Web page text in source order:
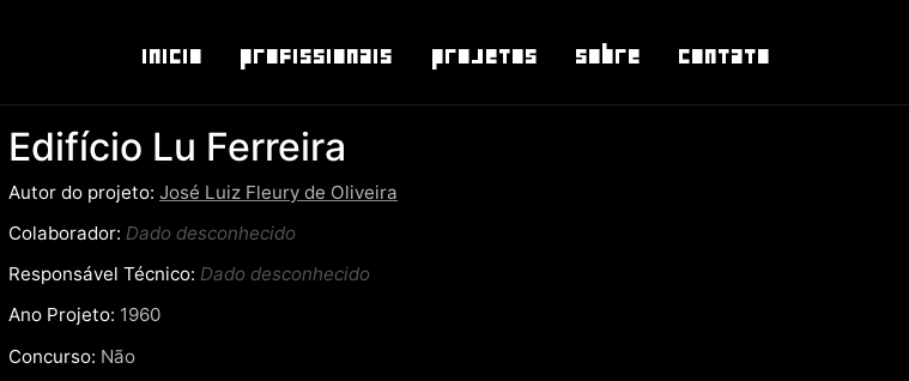
Inicio Profissionais Projetos Sobre Contato
Edifício Lu Ferreira
Autor do projeto: José Luiz Fleury de Oliveira
Colaborador: Dado desconhecido
Responsável Técnico: Dado desconhecido
Ano Projeto: 1960
Concurso: Não